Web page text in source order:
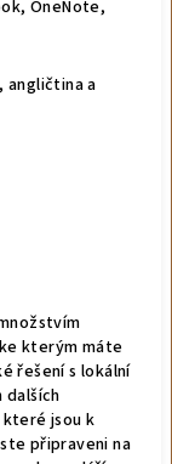
OneNote,
angličtina a
kterým máte
řešení s lokální
dalších
jsou k
připraveni na